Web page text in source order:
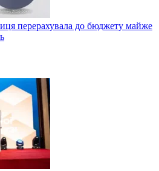
перерахувала до бюджету майже